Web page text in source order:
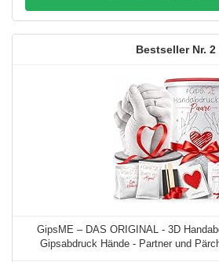
2
GipsME – DAS ORIGINAL - 3D
Gipsabdruck Hände - Partner und